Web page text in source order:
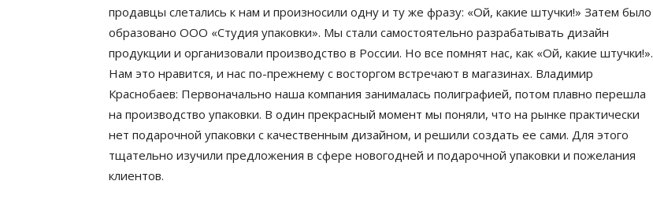
продавцы слетались к нам и произносили одну и ту же фразу: «Ой, какие штучки!» Затем было
образовано ООО «Студия упаковки». Мы стали самостоятельно разрабатывать дизайн
продукции и организовали производство в России. Но все помнят нас, как «Ой, какие штучки!».
Нам это нравится, и нас по-прежнему с восторгом встречают в магазинах. Владимир
Краснобаев: Первоначально наша компания занималась полиграфией, потом плавно перешла
на производство упаковки. В один прекрасный момент мы поняли, что на рынке практически
нет подарочной упаковки с качественным дизайном, и решили создать ее сами. Для этого
тщательно изучили предложения в сфере новогодней и подарочной упаковки и пожелания
клиентов.